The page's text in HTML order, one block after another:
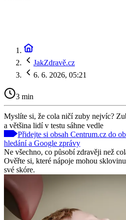
JakZdravě.cz
6. 6. 2026, 05:21
3 min
Myslíte si, že cola ničí zuby nejvíc?
a většina lidí v testu sáhne vedle
Přidejte si obsah Centrum.cz do
hledání a Google zprávy
Ne všechno, co působí zdravěji než
Ověřte si, které nápoje mohou
své skóre.